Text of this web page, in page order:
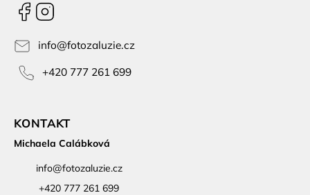
Facebook
info@fotozaluzie.cz
+420 777 261 699
KONTAKT
Michaela Calábková
info@fotozaluzie.cz
+420 777 261 699